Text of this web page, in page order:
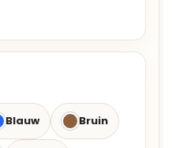
Blauw Bruin